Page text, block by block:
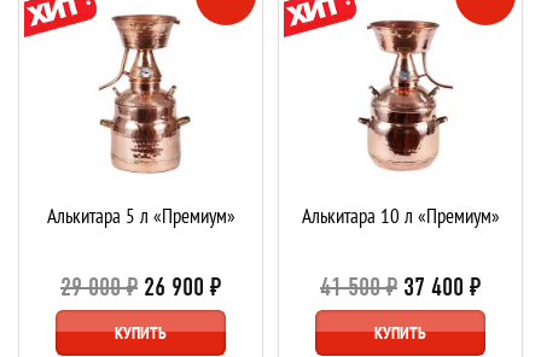
Алькитара 5 л «Премиум»
29 000 ₽ 26 900 ₽
КУПИТЬ
Алькитара 10 л «Премиум»
41 500 ₽ 37 400 ₽
КУПИТЬ